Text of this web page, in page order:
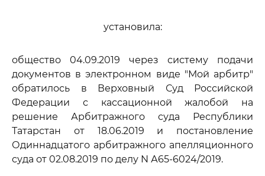
установила:
общество 04.09.2019 через систему подачи
документов в электронном виде "Мой арбитр"
обратилось в Верховный Суд Российской
Федерации с кассационной жалобой на
решение Арбитражного суда Республики
Татарстан от 18.06.2019 и постановление
Одиннадцатого арбитражного апелляционного
суда от 02.08.2019 по делу N А65-6024/2019.